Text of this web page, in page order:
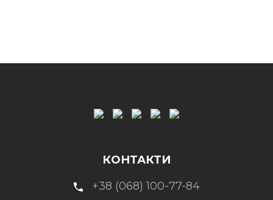
КОНТАКТИ
+38 (068) 100-77-84